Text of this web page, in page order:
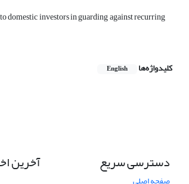
domestic investors in guarding against recurring
کلیدواژه‌ها English
دسترسی سریع آخرین